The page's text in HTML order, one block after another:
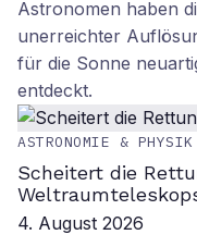
Astronomen haben
unerreichter
für die Sonne
entdeckt.
ASTRONOMIE & PHYSIK
Scheitert die
4. August 2026